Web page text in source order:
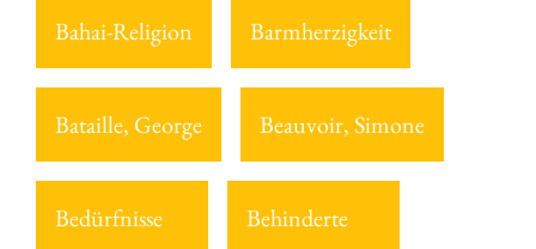
Bahai-Religion Barmherzigkeit
Bataille, George Beauvoir, Simone
Bedürfnisse Behinderte